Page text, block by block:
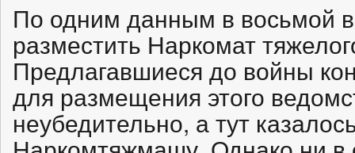
По одним данным в восьмой
разместить Наркомат
Предлагавшиеся до войны
для размещения этого
неубедительно, а тут